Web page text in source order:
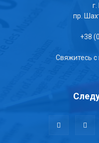
пр.
+38
Свяжитесь с